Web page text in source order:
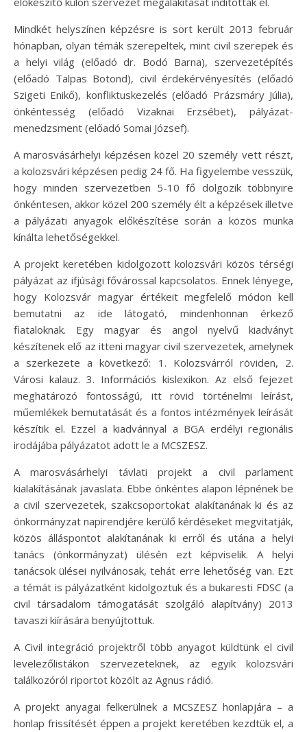
Mindkét helyszínen képzésre is sort került 2013 február
hónapban, olyan témák szerepeltek, mint civil szerepek és
a helyi világ (előadó dr. Bodó Barna), szervezetépítés
(előadó Talpas Botond), civil érdekérvényesítés (előadó
Szigeti Enikő), konfliktuskezelés (előadó Prázsmáry Júlia),
önkéntesség (előadó Vizaknai Erzsébet), pályázat-
menedzsment (előadó Somai József).
A marosvásárhelyi képzésen közel 20 személy vett részt,
a kolozsvári képzésen pedig 24 fő. Ha figyelembe vesszük,
hogy minden szervezetben 5-10 fő dolgozik többnyire
önkéntesen, akkor közel 200 személy élt a képzések illetve
a pályázati anyagok előkészítése során a közös munka
kínálta lehetőségekkel.
A projekt keretében kidolgozott kolozsvári közös térségi
pályázat az ifjúsági fővárossal kapcsolatos. Ennek lényege,
hogy Kolozsvár magyar értékeit megfelelő módon kell
bemutatni az ide látogató, mindenhonnan érkező
fiataloknak. Egy magyar és angol nyelvű kiadványt
készítenek elő az itteni magyar civil szervezetek, amelynek
a szerkezete a következő: 1. Kolozsvárról röviden, 2.
Városi kalauz. 3. Információs kislexikon. Az első fejezet
meghatározó fontosságú, itt rövid történelmi leírást,
műemlékek bemutatását és a fontos intézmények leírását
készítik el. Ezzel a kiadvánnyal a BGA erdélyi regionális
irodájába pályázatot adott le a MCSZESZ.
A marosvásárhelyi távlati projekt a civil parlament
kialakításának javaslata. Ebbe önkéntes alapon lépnének be
a civil szervezetek, szakcsoportokat alakítanának ki és az
önkormányzat napirendjére kerülő kérdéseket megvitatják,
közös álláspontot alakítanának ki erről és utána a helyi
tanács (önkormányzat) ülésén ezt képviselik. A helyi
tanácsok ülései nyilvánosak, tehát erre lehetőség van. Ezt
a témát is pályázatként kidolgoztuk és a bukaresti FDSC (a
civil társadalom támogatását szolgáló alapítvány) 2013
tavaszi kiírására benyújtottuk.
A Civil integráció projektről több anyagot küldtünk el civil
levelezőlistákon szervezeteknek, az egyik kolozsvári
találkozóról riportot közölt az Agnus rádió.
A projekt anyagai felkerülnek a MCSZESZ honlapjára – a
honlap frissítését éppen a projekt keretében kezdtük el, a